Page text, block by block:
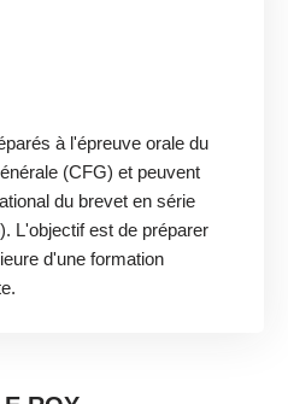
à l'épreuve orale du
(CFG) et peuvent
du brevet en série
L'objectif est de préparer
d'une formation